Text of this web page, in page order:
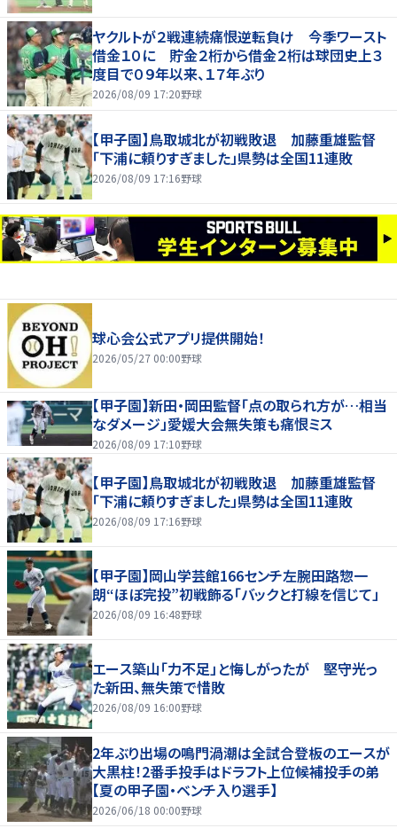
ヤクルトが２戦連続痛恨逆転負け 今季ワースト
借金１０に 貯金２桁から借金２桁は球団史上３
度目で０９年以来、１７年ぶり
2026/08/09 17:20野球
【甲子園】鳥取城北が初戦敗退 加藤重雄監督
「下浦に頼りすぎました」県勢は全国11連敗
2026/08/09 17:16野球
球心会公式アプリ提供開始！
2026/05/27 00:00野球
【甲子園】新田・岡田監督「点の取られ方が…相当
なダメージ」愛媛大会無失策も痛恨ミス
2026/08/09 17:10野球
【甲子園】鳥取城北が初戦敗退 加藤重雄監督
「下浦に頼りすぎました」県勢は全国11連敗
2026/08/09 17:16野球
【甲子園】岡山学芸館166センチ左腕田路惣一
朗“ほぼ完投”初戦飾る「バックと打線を信じて」
2026/08/09 16:48野球
エース築山「力不足」と悔しがったが 堅守光っ
た新田、無失策で惜敗
2026/08/09 16:00野球
2年ぶり出場の鳴門渦潮は全試合登板のエースが
大黒柱！2番手投手はドラフト上位候補投手の弟
【夏の甲子園・ベンチ入り選手】
2026/06/18 00:00野球